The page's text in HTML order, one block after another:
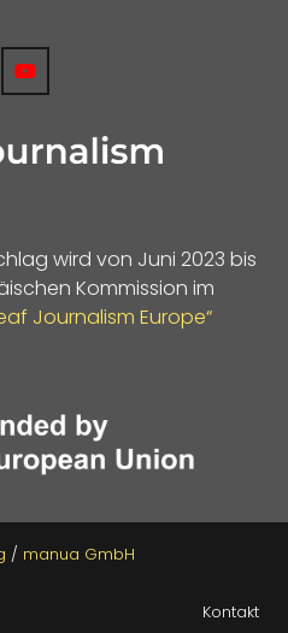
wird von Juni 2023 bis
Kommission im
Journalism Europe“
/ manua GmbH
Kontakt